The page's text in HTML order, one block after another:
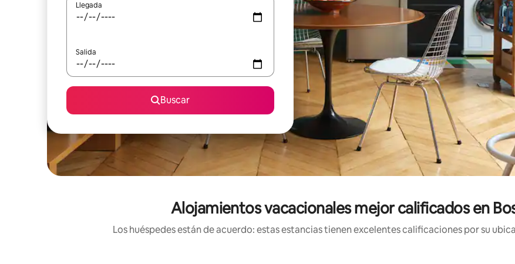
Llegada
Salida
Buscar
Alojamientos vacacionales mejor calificados en
Los huéspedes están de acuerdo: estas estancias tienen excelentes calificaciones por su